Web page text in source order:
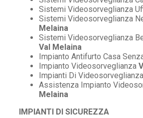
Sistemi Videosorveglianza
Sistemi Videosorveglianza
Melaina
Sistemi Videosorveglianza
Val Melaina
Impianto Antifurto Casa
Impianto Videosorveglianza
Impianti Di Videosorveglianza
Assistenza Impianto
Melaina
IMPIANTI DI SICUREZZA